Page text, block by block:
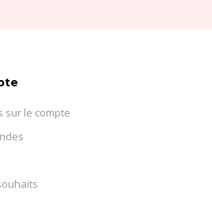
sur le compte